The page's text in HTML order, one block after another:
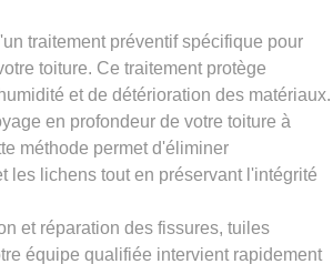
traitement préventif spécifique pour
toiture. Ce traitement protège
et de détérioration des matériaux.
en profondeur de votre toiture à
méthode permet d'éliminer
les lichens tout en préservant l'intégrité
et réparation des fissures, tuiles
équipe qualifiée intervient rapidement